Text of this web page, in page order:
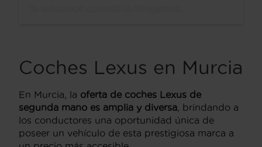
Coches Lexus en Murcia
En Murcia, la oferta de coches Lexus de
segunda mano es amplia y diversa, brindando a
los conductores una oportunidad única de
poseer un vehículo de esta prestigiosa marca a